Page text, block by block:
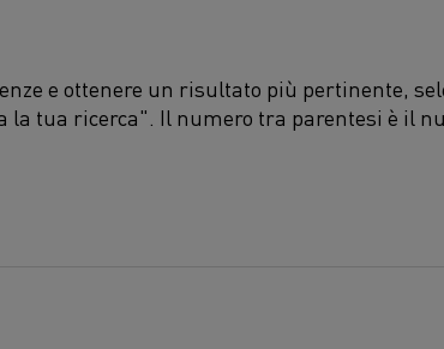
e ottenere un risultato più pertinente,
la tua ricerca". Il numero tra parentesi è il